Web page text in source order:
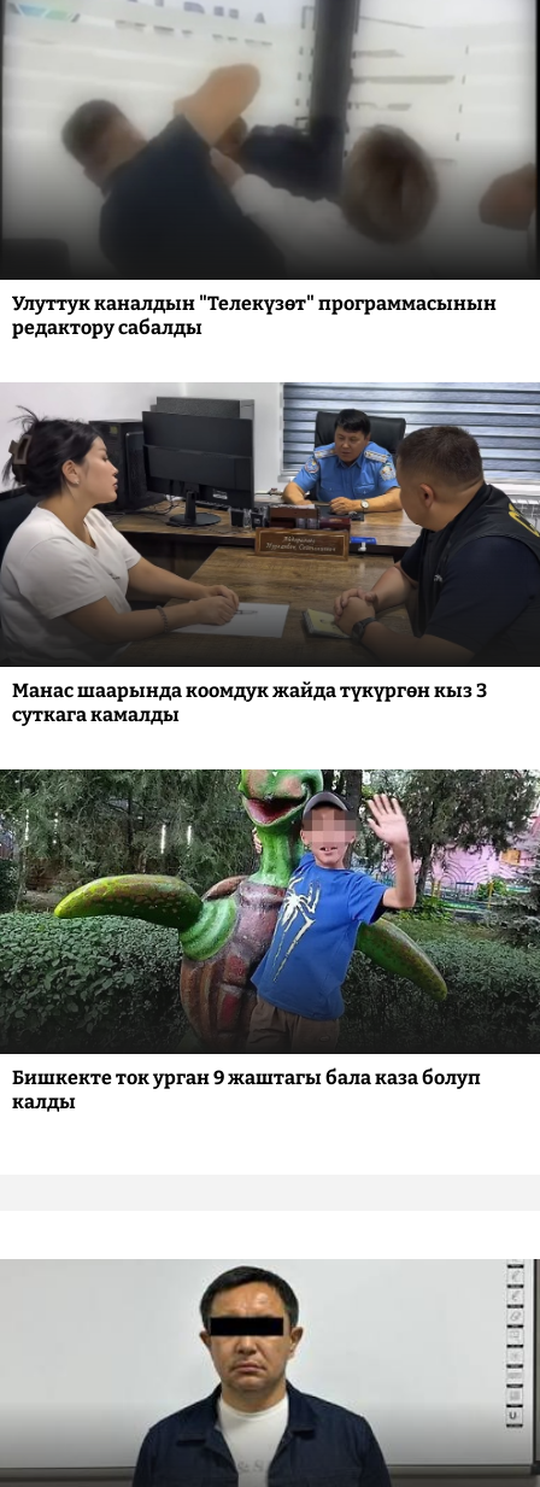
Улуттук каналдын "Телекүзөт" программасынын
редактору сабалды
Манас шаарында коомдук жайда түкүргөн кыз 3
суткага камалды
Бишкекте ток урган 9 жаштагы бала каза болуп
калды